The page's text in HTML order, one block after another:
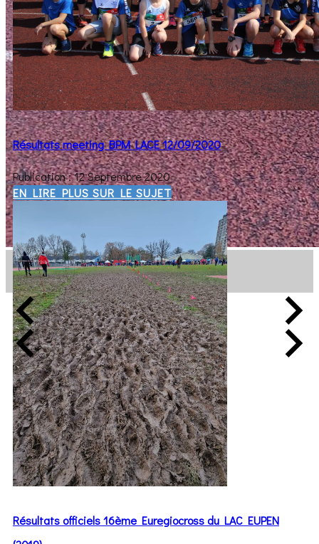
Résultats meeting BPM LACE 12/09/2020
Publication : 12 Septembre 2020
EN LIRE PLUS SUR LE SUJET
Résultats officiels 16ème Euregiocross du LAC EUPEN